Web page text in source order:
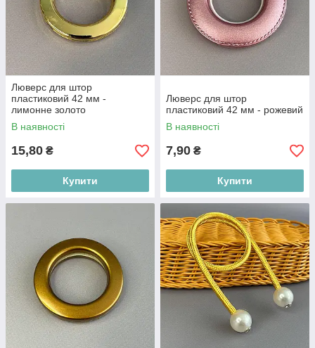
Люверс для штор
пластиковий 42 мм -
лимонне золото
В наявності
15,80 ₴
Купити
Люверс для штор
пластиковий 42 мм - рожевий
В наявності
7,90 ₴
Купити